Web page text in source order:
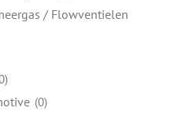
/ Flowventielen
0